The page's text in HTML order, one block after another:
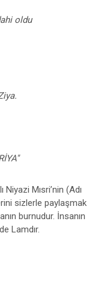
oldu
Mısri’nin (Adı
sizlerle paylaşmak
burnudur. İnsanın
Lamdır.